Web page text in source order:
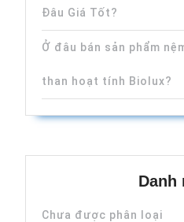
Đâu Giá Tốt?
Ở đâu bán sản phẩm
than hoạt tính Biolux?
Danh
Chưa được phân loại